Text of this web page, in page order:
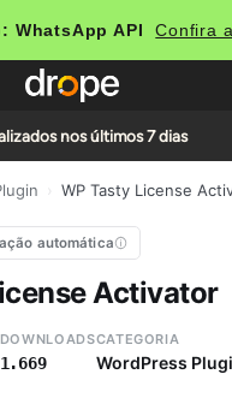
WhatsApp API Confira
nos últimos 7 dias
WP Tasty License
automática
Activator
DOWNLOADS
1.669
CATEGORIA
WordPress